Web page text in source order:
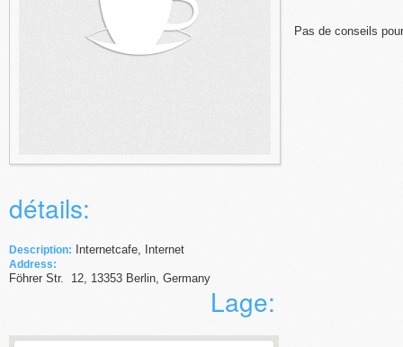
détails:
Description: Internetcafe, Internet
Address:
Föhrer Str. 12, 13353 Berlin, Germany
Lage:
Pas de conseils